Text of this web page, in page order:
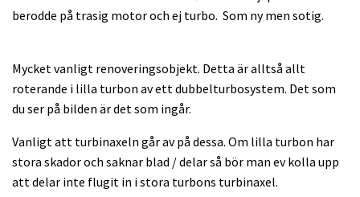
berodde på trasig motor och ej turbo. Som ny men sotig.
Mycket vanligt renoveringsobjekt. Detta är alltså allt
roterande i lilla turbon av ett dubbelturbosystem. Det som
du ser på bilden är det som ingår.
Vanligt att turbinaxeln går av på dessa. Om lilla turbon har
stora skador och saknar blad / delar så bör man ev kolla upp
att delar inte flugit in i stora turbons turbinaxel.